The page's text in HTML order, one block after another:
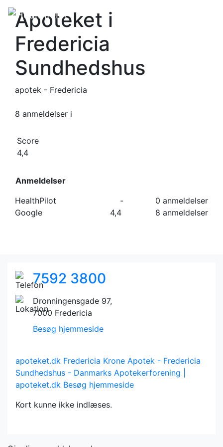
Apoteket i
Fredericia
Sundhedshus
apotek - Fredericia
8 anmeldelser i
Score
4,4
Anmeldelser
HealthPilot
-
0 anmeldelser
Google
4,4 8 anmeldelser
7592 3800
Dronningensgade 97,
7000 Fredericia
Besøg hjemmeside
apoteket.dk Fredericia Krone Apotek - Fredericia
Sundhedshus - Danmarks Apotekerforening |
apoteket.dk Besøg hjemmeside
Kort kunne ikke indlæses.